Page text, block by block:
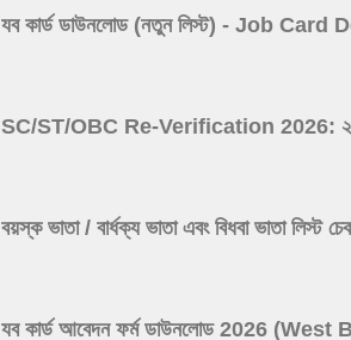
যব কার্ড ডাউনলোড (নতুন লিস্ট) - Job
SC/ST/OBC Re-Verification 2026: ২০১১
বয়স্ক ভাতা / বার্ধক্য ভাতা এবং বিধবা
যব কার্ড আবেদন ফর্ম ডাউনলোড 2026